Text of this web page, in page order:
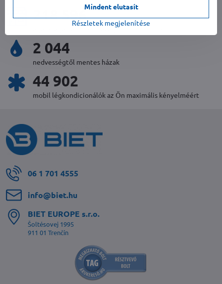
236 320
egészséges és tiszta levegőjű háztartások
2 212
nedvességtől mentes házak
48 356
mobil légkondicionálók az Ön maximális kényelméért
06 1 701 4555
info​@biet​.hu
BIET EUROPE s​.r​.o​.
Šoltésovej 1995
911 01 Trenčín
Részletek megjelenítése
Mindent elutasít